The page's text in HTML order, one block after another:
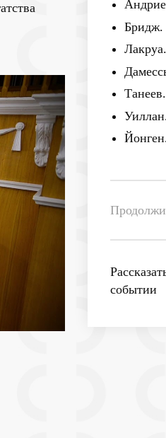
событии